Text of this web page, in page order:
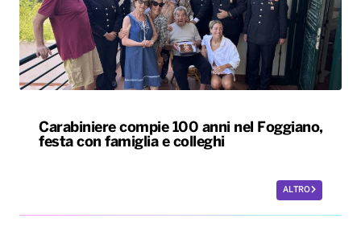
Carabiniere compie 100 anni nel Foggiano,
festa con famiglia e colleghi
ALTRO